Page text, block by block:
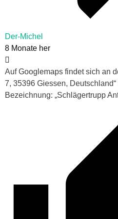
Der-Michel
8 Monate her
Auf Googlemaps findet sich an
7, 35396 Giessen,
Bezeichnung: „Schlägertrupp